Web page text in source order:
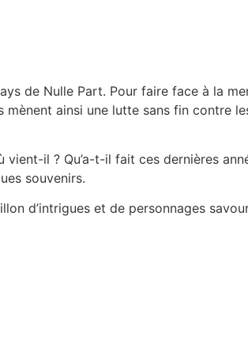
de Nulle Part. Pour faire face à la
ainsi une lutte sans fin contre
il ? Qu’a-t-il fait ces dernières
souvenirs.
d’intrigues et de personnages